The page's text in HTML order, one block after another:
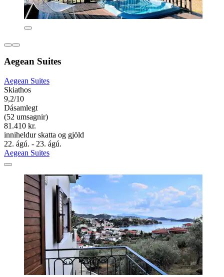
Aegean Suites
Aegean Suites
Skiathos
9,2/10
Dásamlegt
(52 umsagnir)
81.410 kr.
inniheldur skatta og gjöld
22. ágú. - 23. ágú.
Aegean Suites